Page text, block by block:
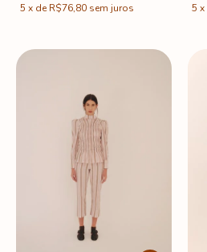
5 x deR$76,80 sem juros
5 x